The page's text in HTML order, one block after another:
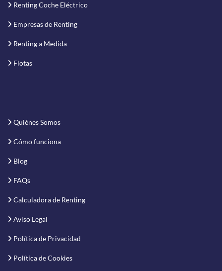
Renting Coche Eléctrico
Empresas de Renting
Renting a Medida
Flotas
Quiénes Somos
Cómo funciona
Blog
FAQs
Calculadora de Renting
Aviso Legal
Política de Privacidad
Política de Cookies